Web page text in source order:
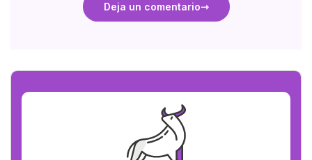
Deja un comentario